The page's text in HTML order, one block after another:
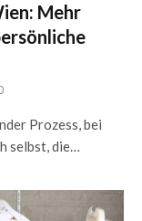
Mehr
Prozess, bei
selbst, die…